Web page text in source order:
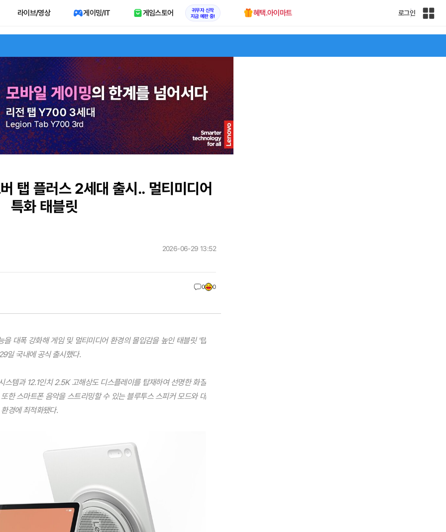
라이브/영상 게이밍/IT 게임스토어
귀무자 신작
지금 예판 중!
혜택.아이마트 로그인
인
전
탭 플러스 2세대 출시.. 멀티미디어
특화 태블릿
0 0
2026-06-29 13:52
대폭 강화해 게임 및 멀티미디어 환경의 몰입감을 높인 태블릿 '탭
일 국내에 공식 출시했다.
템과 12.1인치 2.5K 고해상도 디스플레이를 탑재하여 선명한 화질
한 스마트폰 음악을 스트리밍할 수 있는 블루투스 스피커 모드와 대
경에 최적화됐다.